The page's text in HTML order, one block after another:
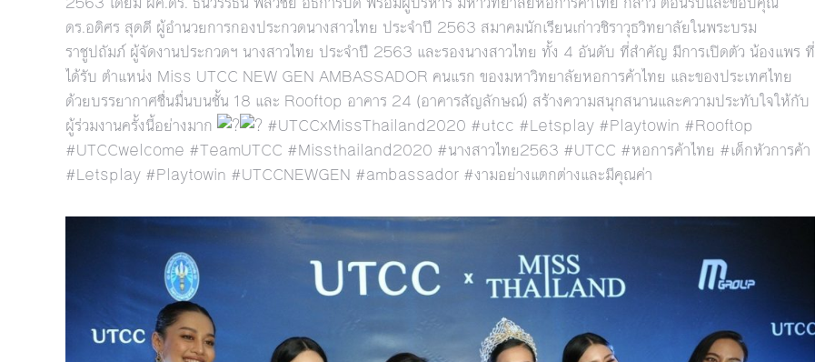
ดร.อดิศร สุดดี ผู้อำนวยการกองประกวดนางสาวไทย ประจำปี 2563 สมาคมนักเรียนเก่าวชิราวุธวิทยาลัยในพระบรม
ราชูปถัมภ์ ผู้จัดงานประกวดฯ นางสาวไทย ประจำปี 2563 และรองนางสาวไทย ทั้ง 4 อันดับ ที่สำคัญ มีการเปิดตัว น้องแพร ที่
ได้รับ ตำแหน่ง Miss UTCC NEW GEN AMBASSADOR คนแรก ของมหาวิทยาลัยหอการค้าไทย และของประเทศไทย
ด้วยบรรยากาศชื่นมื่นบนชั้น 18 และ Rooftop อาคาร 24 (อาคารสัญลักษณ์) สร้างความสนุกสนานและความประทับใจให้กับ
ผู้ร่วมงานครั้งนี้อย่างมาก
#UTCCxMissThailand2020 #utcc #Letsplay #Playtowin #Rooftop
#UTCCwelcome #TeamUTCC #Missthailand2020 #นางสาวไทย2563 #UTCC #หอการค้าไทย #เด็กหัวการค้า
#Letsplay #Playtowin #UTCCNEWGEN #ambassador #งามอย่างแตกต่างและมีคุณค่า